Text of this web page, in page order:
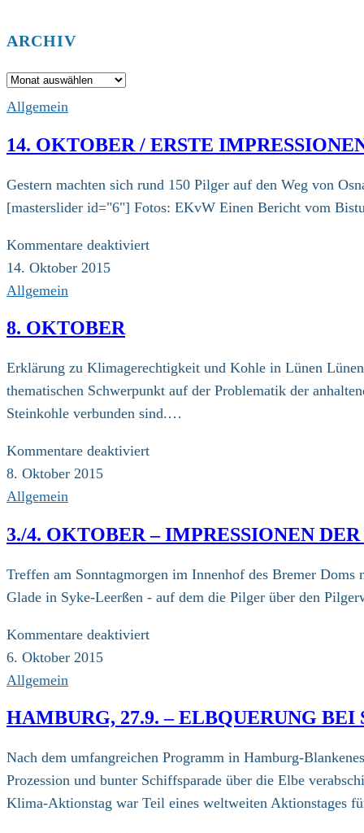
ARCHIV
Archiv
Allgemein
14. OKTOBER / ERSTE
Gestern machten sich rund 150 Pilger auf den Weg von
[masterslider id="6"] Fotos: EKvW Einen Bericht vom
Kommentare deaktiviertfür
Dortmund
14. Oktober 2015
Allgemein
8. OKTOBER
Erklärung zu Klimagerechtigkeit und Kohle in Lünen
thematischen Schwerpunkt auf der Problematik der
Steinkohle verbunden sind.…
Kommentare deaktiviertfür
8. Oktober 2015
Allgemein
3./4. OKTOBER – IMPRESSIONEN
Treffen am Sonntagmorgen im Innenhof des Bremer
Glade in Syke-Leerßen - auf dem die Pilger über den
Kommentare deaktiviertfür
Impressionen
vierten
Etappe
6. Oktober 2015
Allgemein
HAMBURG, 27.9. – ELBQUERUNG
Nach dem umfangreichen Programm in Hamburg-
Prozession und bunter Schiffsparade über die Elbe
Klima-Aktionstag war Teil eines weltweiten Aktionstages